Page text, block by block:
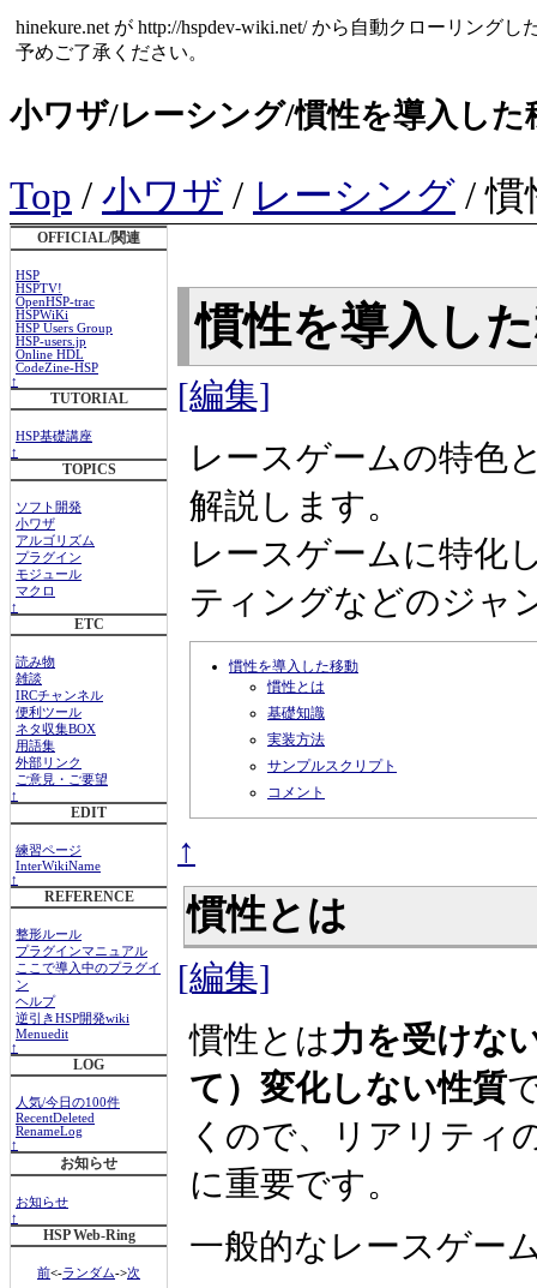
hinekure.net が http://hspdev-wiki.net/ から自動クローリング
予めご了承ください。
小ワザ/レーシング/慣性を導入した
Top / 小ワザ / レーシング / 慣
OFFICIAL/関連
HSP
HSPTV!
OpenHSP-trac
HSPWiKi
HSP Users Group
HSP-users.jp
Online HDL
CodeZine-HSP
↑
TUTORIAL
HSP基礎講座
↑
TOPICS
ソフト開発
小ワザ
アルゴリズム
プラグイン
モジュール
マクロ
↑
ETC
読み物
雑談
IRCチャンネル
便利ツール
ネタ収集BOX
用語集
外部リンク
ご意見・ご要望
↑
EDIT
練習ページ
InterWikiName
↑
REFERENCE
整形ルール
プラグインマニュアル
ここで導入中のプラグイ
ン
ヘルプ
逆引きHSP開発wiki
Menuedit
↑
LOG
人気/今日の100件
RecentDeleted
RenameLog
↑
お知らせ
お知らせ
↑
HSP Web-Ring
前<-ランダム->次
慣性を導入し
[編集]
レースゲームの特色
解説します。
レースゲームに特化
ティングなどのジャ
慣性を導入した移動
慣性とは
基礎知識
実装方法
サンプルスクリプト
コメント
↑
慣性とは
[編集]
慣性とは力を受けな
て）変化しない性質
くので、リアリティ
に重要です。
一般的なレースゲー